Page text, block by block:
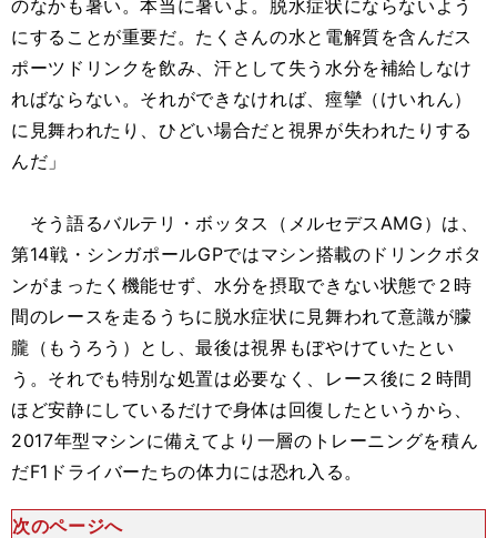
のなかも暑い。本当に暑いよ。脱水症状にならないよう
にすることが重要だ。たくさんの水と電解質を含んだス
ポーツドリンクを飲み、汗として失う水分を補給しなけ
ればならない。それができなければ、痙攣（けいれん）
に見舞われたり、ひどい場合だと視界が失われたりする
んだ」
そう語るバルテリ・ボッタス（メルセデスAMG）は、
第14戦・シンガポールGPではマシン搭載のドリンクボタ
ンがまったく機能せず、水分を摂取できない状態で２時
間のレースを走るうちに脱水症状に見舞われて意識が朦
朧（もうろう）とし、最後は視界もぼやけていたとい
う。それでも特別な処置は必要なく、レース後に２時間
ほど安静にしているだけで身体は回復したというから、
2017年型マシンに備えてより一層のトレーニングを積ん
だF1ドライバーたちの体力には恐れ入る。
次のページへ